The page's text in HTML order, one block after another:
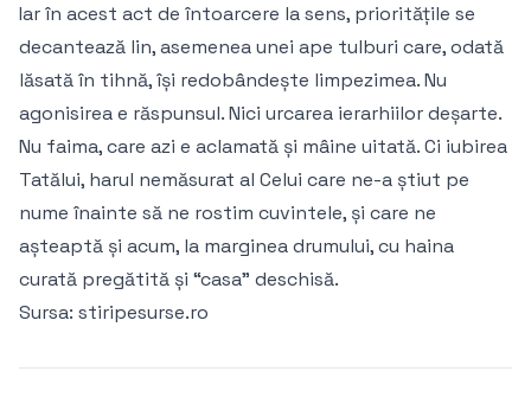
Iar în acest act de întoarcere la sens, prioritățile se
decantează lin, asemenea unei ape tulburi care, odată
lăsată în tihnă, își redobândește limpezimea. Nu
agonisirea e răspunsul. Nici urcarea ierarhiilor deșarte.
Nu faima, care azi e aclamată și mâine uitată. Ci iubirea
Tatălui, harul nemăsurat al Celui care ne-a știut pe
nume înainte să ne rostim cuvintele, și care ne
așteaptă și acum, la marginea drumului, cu haina
curată pregătită și “casa” deschisă.
Sursa: stiripesurse.ro